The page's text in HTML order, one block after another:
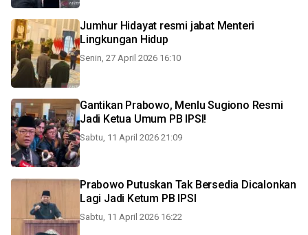
Jumhur Hidayat resmi jabat Menteri
Lingkungan Hidup
Senin, 27 April 2026 16:10
Gantikan Prabowo, Menlu Sugiono Resmi
Jadi Ketua Umum PB IPSI!
Sabtu, 11 April 2026 21:09
Prabowo Putuskan Tak Bersedia Dicalonkan
Lagi Jadi Ketum PB IPSI
Sabtu, 11 April 2026 16:22